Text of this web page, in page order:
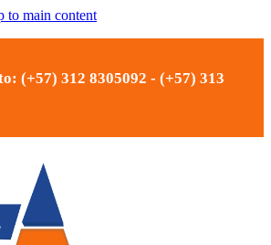
to main content
(+57) 312 8305092 - (+57) 313